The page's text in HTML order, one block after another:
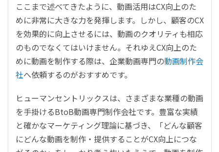
ここまで述べてきたように、動画活用はCX向上のた
めに非常に大きな力を発揮します。しかし、顧客のCX
を効果的に向上させるには、動画のクオリティも相応
のものでなくてはいけません。それゆえCX向上のた
めに動画を制作する際は、企業動画専門の動画制作会
社へ依頼するのがおすすめです。
ヒューマンセントリックスは、さまざまな業種の動画
を手掛けるBtoB動画専門制作会社です。豊富な実績
と確かなマーケティング理論に基づき、「どんな顧客
にどんな動画を制作・提供することがCX向上につな